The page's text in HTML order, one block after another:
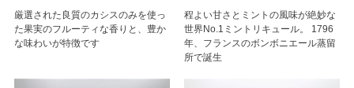
厳選された良質のカシスのみを使っ
た果実のフルーティな香りと、豊か
な味わいが特徴です
程よい甘さとミントの風味が絶妙な
世界No.1ミントリキュール。 1796
年、フランスのボンボニエール蒸留
所で誕生